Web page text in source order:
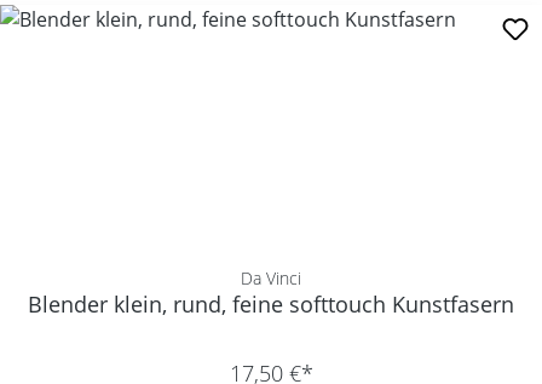
Da Vinci
Blender klein, rund, feine softtouch Kunstfasern
17,50 €*